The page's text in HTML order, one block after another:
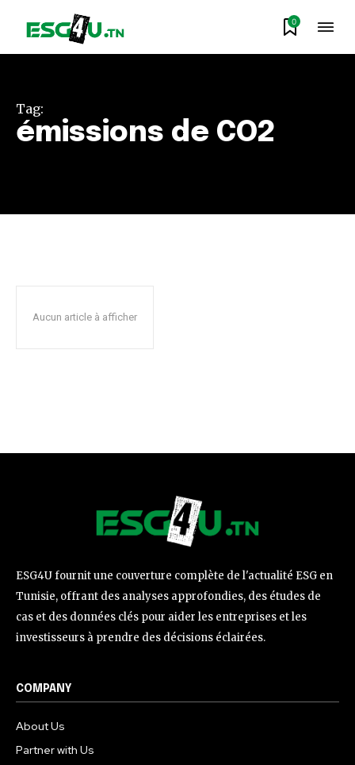
0
Tag:
émissions de CO2
Aucun article à afficher
ESG4U fournit une couverture complète de l'actualité ESG en
Tunisie, offrant des analyses approfondies, des études de
cas et des données clés pour aider les entreprises et les
investisseurs à prendre des décisions éclairées.
COMPANY
About Us
Partner with Us